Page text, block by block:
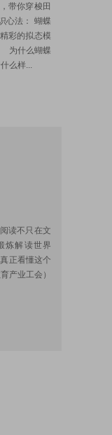
带你穿梭田
心法： 蝴蝶
彩的拟态模
为什么蝴蝶
么样...
读不只在文
炼解读世界
正看懂这个
产业工会）